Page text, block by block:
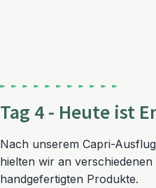
Tag 4 - Heute ist
Nach unserem Capri-
hielten wir an
handgefertigten Produkte.